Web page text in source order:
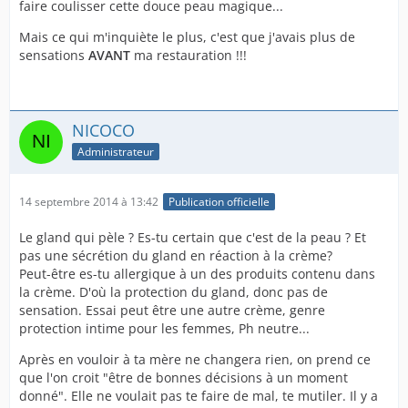
faire coulisser cette douce peau magique...
Mais ce qui m'inquiète le plus, c'est que j'avais plus de
sensations AVANT ma restauration !!!
NICOCO
Administrateur
14 septembre 2014 à 13:42 Publication officielle
Le gland qui pèle ? Es-tu certain que c'est de la peau ? Et
pas une sécrétion du gland en réaction à la crème?
Peut-être es-tu allergique à un des produits contenu dans
la crème. D'où la protection du gland, donc pas de
sensation. Essai peut être une autre crème, genre
protection intime pour les femmes, Ph neutre...
Après en vouloir à ta mère ne changera rien, on prend ce
que l'on croit "être de bonnes décisions à un moment
donné". Elle ne voulait pas te faire de mal, te mutiler. Il y a